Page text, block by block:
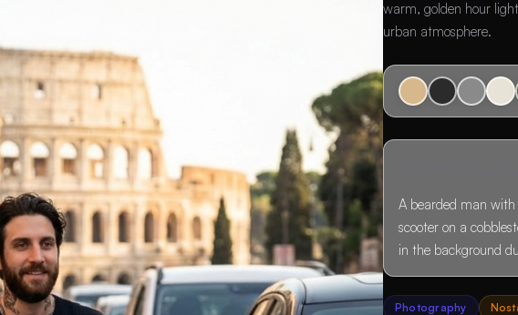
warm, golden hour
urban atmosphere.
A bearded man
scooter on a
in the background
Photography